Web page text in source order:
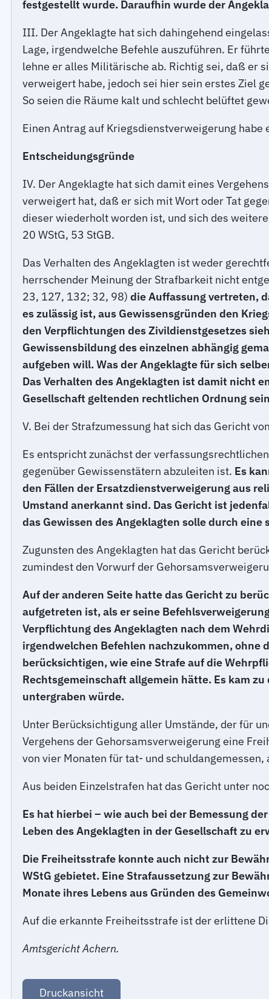
festgestellt wurde. Daraufhin wurde der
III. Der Angeklagte hat sich dahingehend
Lage, irgendwelche Befehle auszuführen. Er
lehne er alles Militärische ab. Richtig sei, daß er
verweigert habe, jedoch sei hier sein erstes Ziel
So seien die Räume kalt und schlecht belüftet
Einen Antrag auf Kriegsdienstverweigerung
Entscheidungsgründe
IV. Der Angeklagte hat sich damit eines
verweigert hat, daß er sich mit Wort oder Tat
dieser wiederholt worden ist, und sich des
20 WStG, 53 StGB.
Das Verhalten des Angeklagten ist weder
herrschender Meinung der Strafbarkeit nicht
23, 127, 132; 32, 98) die Auffassung vertreten,
es zulässig ist, aus Gewissensgründen den
den Verpflichtungen des Zivildienstgesetzes
Gewissensbildung des einzelnen abhängig
aufgeben will. Was der Angeklagte für sich
Das Verhalten des Angeklagten ist damit nicht
Gesellschaft geltenden rechtlichen Ordnung
V. Bei der Strafzumessung hat sich das Gericht
Es entspricht zunächst der
gegenüber Gewissenstätern abzuleiten ist. Es
den Fällen der Ersatzdienstverweigerung aus
Umstand anerkannt sind. Das Gericht ist
das Gewissen des Angeklagten solle durch
Zugunsten des Angeklagten hat das Gericht
zumindest den Vorwurf der
Auf der anderen Seite hatte das Gericht zu
aufgetreten ist, als er seine
Verpflichtung des Angeklagten nach dem
irgendwelchen Befehlen nachzukommen, ohne
berücksichtigen, wie eine Strafe auf die
Rechtsgemeinschaft allgemein hätte. Es kam
untergraben würde.
Unter Berücksichtigung aller Umstände, der für
Vergehens der Gehorsamsverweigerung eine
von vier Monaten für tat- und
Aus beiden Einzelstrafen hat das Gericht unter
Es hat hierbei – wie auch bei der Bemessung
Leben des Angeklagten in der Gesellschaft zu
Die Freiheitsstrafe konnte auch nicht zur
WStG gebietet. Eine Strafaussetzung zur
Monate ihres Lebens aus Gründen des
Auf die erkannte Freiheitsstrafe ist der erlittene
Amtsgericht Achern.
Druckansicht